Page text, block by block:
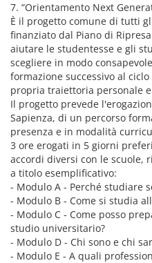
7. “Orientamento Next
È il progetto comune di tutti
finanziato dal Piano di
aiutare le studentesse e gli
scegliere in modo
formazione successivo al
propria traiettoria personale
Il progetto prevede
Sapienza, di un percorso
presenza e in modalità
3 ore erogati in 5 giorni
accordi diversi con le scuole,
a titolo esemplificativo:
- Modulo A - Perché studiare
- Modulo B - Come si studia
- Modulo C - Come posso
studio universitario?
- Modulo D - Chi sono e chi
- Modulo E - A quali